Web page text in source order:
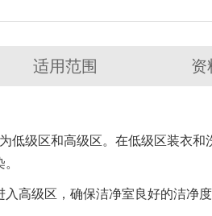
适用范围 资
低级区和高级区。在低级区装衣和
高级区，确保洁净室良好的洁净度